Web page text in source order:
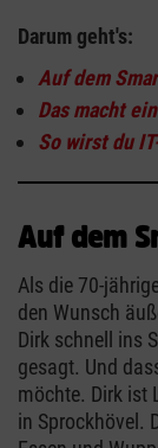
Darum geht's:
Auf dem
Das macht
So wirst du
Auf dem
Als die 70-
den Wunsch
Dirk schnell ins
gesagt. Und
möchte. Dirk ist
in Sprockhövel.